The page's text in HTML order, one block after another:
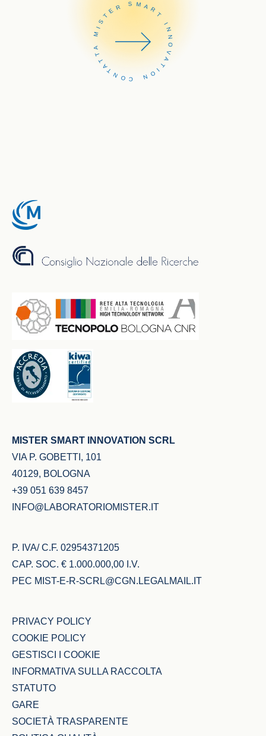
CONTATTA MISTER SMART INNOVATION
MISTER SMART INNOVATION SCRL
VIA P. GOBETTI, 101
40129, BOLOGNA
+39 051 639 8457
INFO@LABORATORIOMISTER.IT
P. IVA/ C.F. 02954371205
CAP. SOC. € 1.000.000,00 I.V.
PEC MIST-E-R-SCRL@CGN.LEGALMAIL.IT
PRIVACY POLICY
COOKIE POLICY
GESTISCI I COOKIE
INFORMATIVA SULLA RACCOLTA
STATUTO
GARE
SOCIETÀ TRASPARENTE